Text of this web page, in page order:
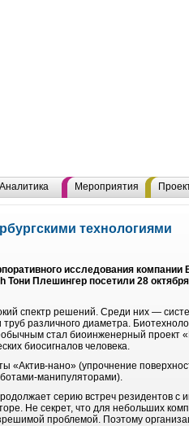
Аналитика Мероприятия
технологиями
исследования
Тони Плешингер посетили 28
спектр решений. Среди них —
труб различного диаметра.
стал биоинженерный
биосигналов человека.
«Актив-нано» (упрочнение
манипуляторами).
серию встреч резидентов
Не секрет, что для небольших
проблемой. Поэтому